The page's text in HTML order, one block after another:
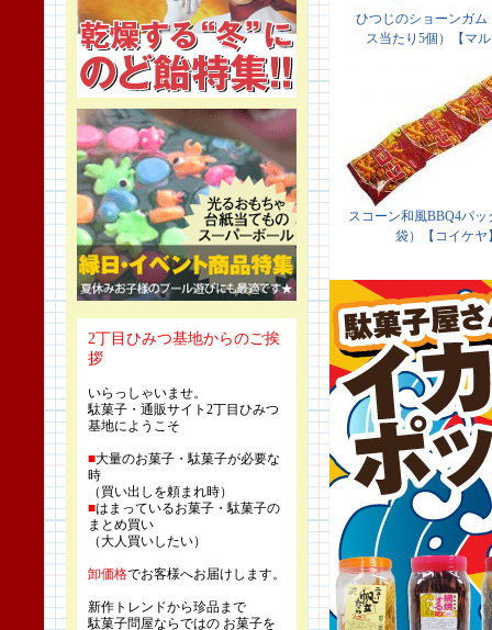
2丁目ひみつ基地からのご挨
拶
いらっしゃいませ。
駄菓子・通販サイト2丁目ひみつ
基地にようこそ
■大量のお菓子・駄菓子が必要な
時
（買い出しを頼まれ時）
■はまっているお菓子・駄菓子の
まとめ買い
（大人買いしたい）
卸価格でお客様へお届けします。
新作トレンドから珍品まで
駄菓子問屋ならではの お菓子を